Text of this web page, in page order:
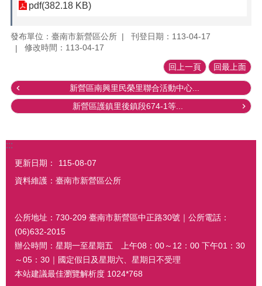
pdf(382.18 KB)
發布單位：臺南市新營區公所
刊登日期：113-04-17
修改時間：113-04-17
回上一頁 回最上面
新營區南興里民榮里聯合活動中心...
新營區護鎮里後鎮段674-1等...
:::
更新日期：
115-08-07
資料維護：臺南市新營區公所
公所地址：730-209 臺南市新營區中正路30號｜公所電話：
(06)632-2015
辦公時間：星期一至星期五 上午08：00～12：00 下午01：30
～05：30｜國定假日及星期六、星期日不受理
本站建議最佳瀏覽解析度 1024*768